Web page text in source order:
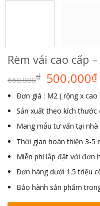
Rèm vải cao cấp
650.000₫ 500.000₫
Đơn giá : M2 ( rộng x cao
Sản xuất theo kích thước
Mang mẫu tư vấn tại nhà
Thời gian hoàn thiện 3-5
Miễn phí lắp đặt với đơn
Đơn hàng dưới 1.5 triệu
Bảo hành sản phẩm